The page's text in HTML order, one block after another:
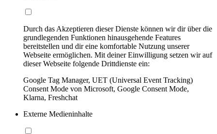
Durch das Akzeptieren dieser Dienste können wir dir über die
grundlegenden Funktionen hinausgehende Features
bereitstellen und dir eine komfortable Nutzung unserer
Webseite ermöglichen. Mit deiner Einwilligung setzen wir auf
dieser Webseite folgende Drittdienste ein:
Google Tag Manager, UET (Universal Event Tracking)
Consent Mode von Microsoft, Google Consent Mode,
Klarna, Freshchat
Externe Medieninhalte